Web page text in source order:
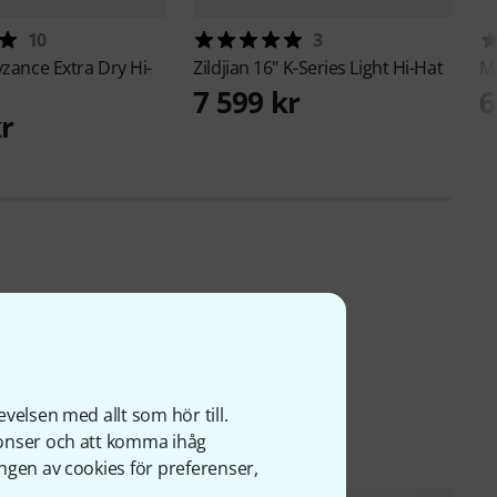
med allt som hör till.
och att komma ihåg
av cookies för preferenser,
10
Extra Dry Hi-
3
Zildjian 16" K-Series Light Hi-Hat
7 599 kr